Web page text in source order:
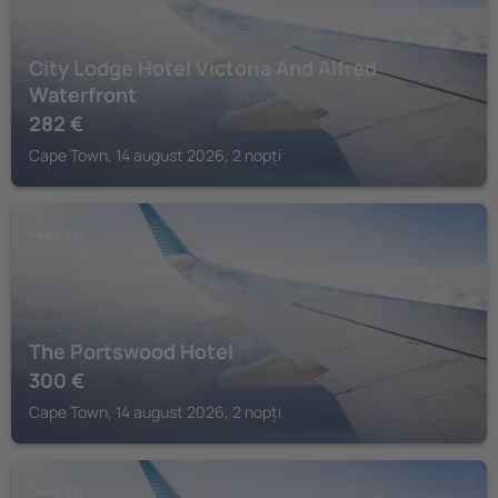
City Lodge Hotel Victoria And Alfred
Waterfront
282 €
Cape Town, 14 august 2026, 2 nopți
The Portswood Hotel
300 €
Cape Town, 14 august 2026, 2 nopți